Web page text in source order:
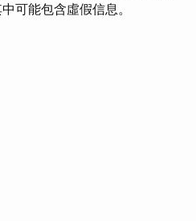
可能包含虛假信息。